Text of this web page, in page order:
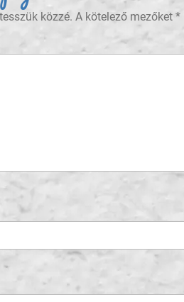
közzé. A kötelező mezőket *